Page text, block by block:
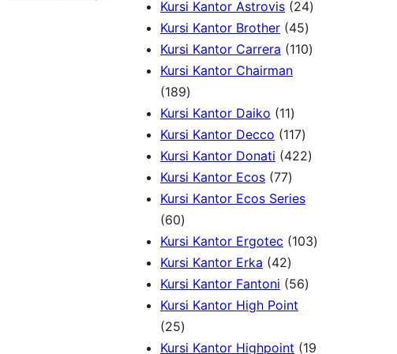
k
u
k
d
u
k
d
u
k
o
d
u
P
r
o
9
P
r
k
Kursi Kantor Astrovis 242
P
k
Kursi Kantor Brother 454
5
d
u
Kursi Kantor Carrera 1101
o
Kursi Kantor Chairman
1891
8
9
P
r
o
u
k
Kursi Kantor Daiko 111
1
P
r
o
u
k
Kursi Kantor Decco 1171
1
P
o
u
Kursi Kantor Donati 4224
r
d
Kursi Kantor Ecos 777
7
r
o
d
u
Kursi Kantor Ecos Series
606
0
P
r
o
d
u
Kursi Kantor Ergotec 1031
o
Kursi Kantor Erka 424
2
P
o
Kursi Kantor Fantoni 565
r
Kursi Kantor High Point
252
5
Kursi Kantor Highpoint
19